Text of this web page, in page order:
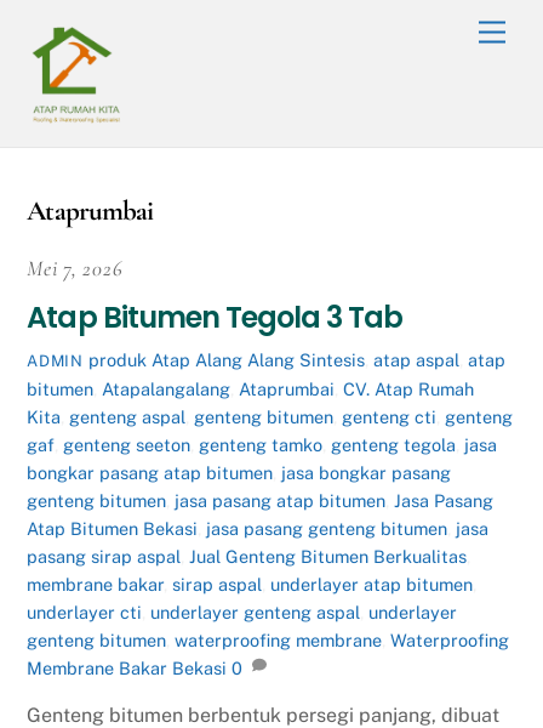
content
Ataprumbai
Mei 7, 2026
Atap Bitumen Tegola 3 Tab
ADMIN produk Atap Alang Alang Sintesis, atap aspal, atap
bitumen ,Atapalangalang ,Ataprumbai ,CV. Atap Rumah
Kita genteng aspal genteng bitumen genteng cti genteng
gaf genteng seeton genteng tamko genteng tegola jasa
bongkar pasang atap bitumen jasa bongkar pasang
genteng bitumen jasa pasang atap bitumen ,Jasa Pasang
Atap Bitumen Bekasi jasa pasang genteng bitumen jasa
pasang sirap aspal ,Jual Genteng Bitumen Berkualitas
membrane bakar,sirap aspal underlayer atap bitumen
underlayer cti underlayer genteng aspal underlayer
genteng bitumen ,waterproofing membrane ,Waterproofing
Membrane Bakar Bekasi 0
Genteng bitumen berbentuk persegi panjang, dibuat